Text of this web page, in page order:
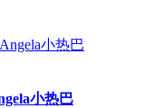
小热巴